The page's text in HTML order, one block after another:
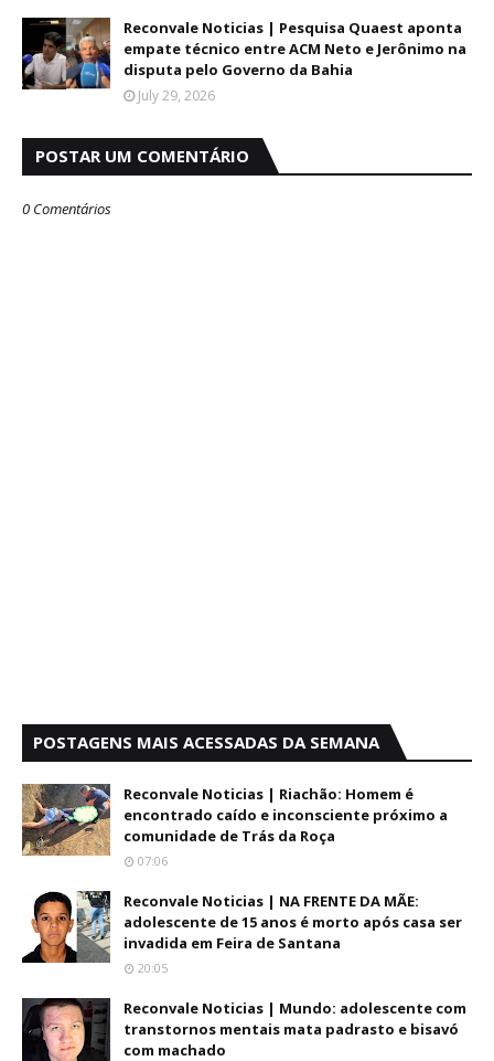
Reconvale Noticias | Pesquisa Quaest aponta
empate técnico entre ACM Neto e Jerônimo na
disputa pelo Governo da Bahia
July 29, 2026
POSTAR UM COMENTÁRIO
0 Comentários
POSTAGENS MAIS ACESSADAS DA SEMANA
Reconvale Noticias | Riachão: Homem é
encontrado caído e inconsciente próximo a
comunidade de Trás da Roça
07:06
Reconvale Noticias | NA FRENTE DA MÃE:
adolescente de 15 anos é morto após casa ser
invadida em Feira de Santana
20:05
Reconvale Noticias | Mundo: adolescente com
transtornos mentais mata padrasto e bisavó
com machado